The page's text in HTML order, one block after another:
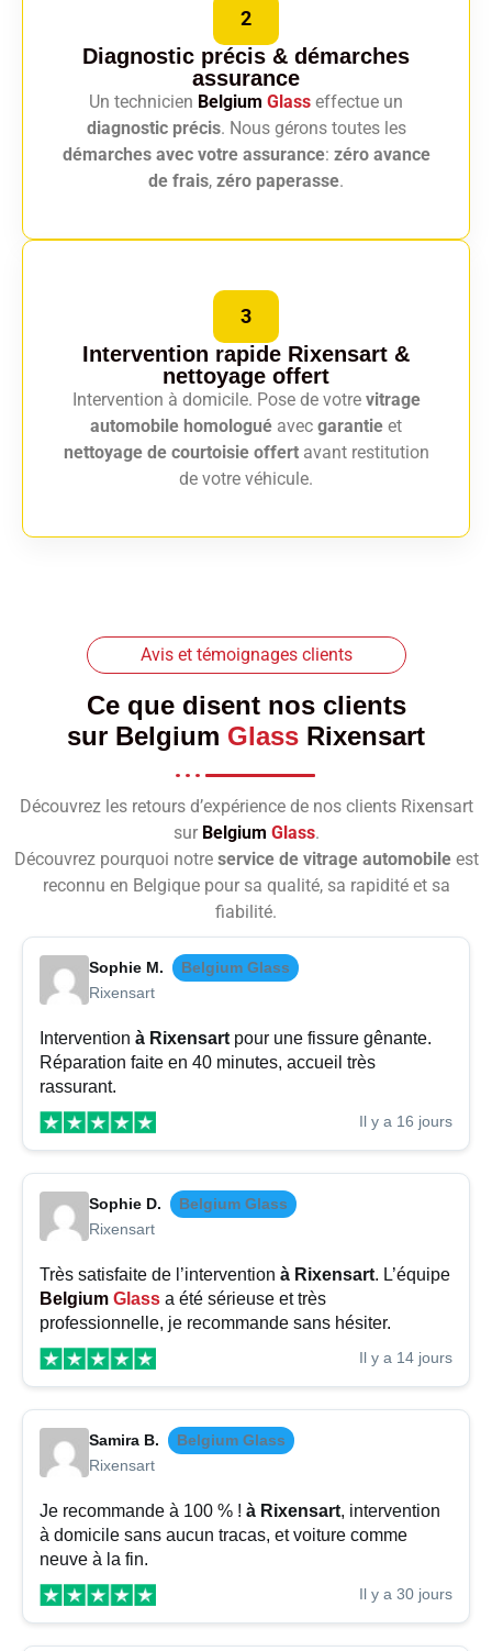
2
Diagnostic précis & démarches
assurance
Un technicien Belgium Glass effectue un
diagnostic précis. Nous gérons toutes les
démarches avec votre assurance: zéro avance
de frais, zéro paperasse.
3
Intervention rapide Rixensart &
nettoyage offert
Intervention à domicile. Pose de votre vitrage
automobile homologué avec garantie et
nettoyage de courtoisie offertavant restitution
de votre véhicule.
Avis et témoignages clients
Ce que disent nos clients
sur Belgium Glass Rixensart
Découvrez les retours d’expérience de nos clients Rixensart
sur Belgium Glass.
Découvrez pourquoi notre service de vitrage automobileest
reconnu en Belgique pour sa qualité, sa rapidité et sa
fiabilité.
Sophie M.
Belgium Glass
Rixensart
Intervention à Rixensart pour une fissure gênante.
Réparation faite en 40 minutes, accueil très
rassurant.
Il y a 16 jours
Sophie D.
Belgium Glass
Rixensart
Très satisfaite de l’intervention à Rixensart. L’équipe
Belgium Glass a été sérieuse et très
professionnelle, je recommande sans hésiter.
Il y a 14 jours
Samira B.
Belgium Glass
Rixensart
Je recommande à 100 % ! à Rixensart, intervention
à domicile sans aucun tracas, et voiture comme
neuve à la fin.
Il y a 30 jours